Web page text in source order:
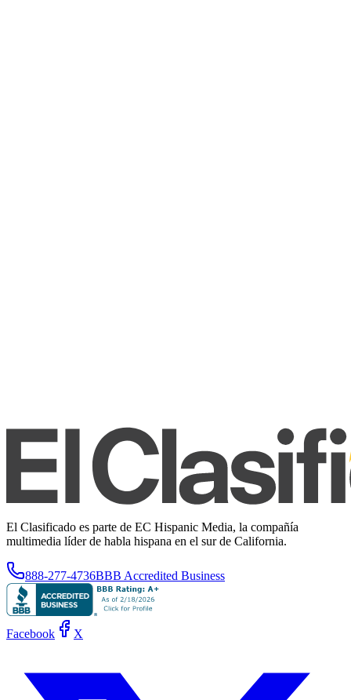
El Clasificado es parte de EC Hispanic Media, la compañía
multimedia líder de habla hispana en el sur de California.
888-277-4736BBB Accredited Business
Facebook X